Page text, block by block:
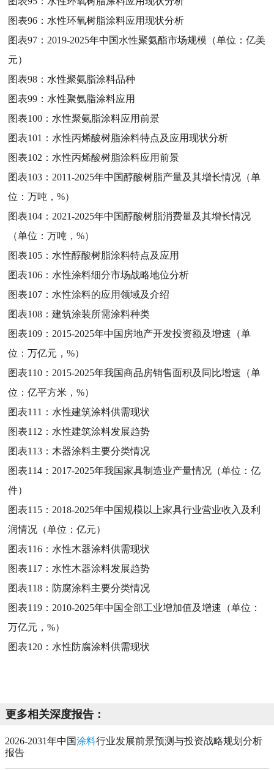
图表96： 水性环氧树脂涂料应用现状分析
图表97： 2019-2025年中国水性聚氨酯市场规模（单位：亿美
元）
图表98： 水性聚氨脂涂料品种
图表99： 水性聚氨脂涂料应用
图表100： 水性聚氨脂涂料应用前景
图表101： 水性丙烯酸树脂涂料特点及应用现状分析
图表102： 水性丙烯酸树脂涂料应用前景
图表103： 2011-2025年中国醇酸树脂产量及其增长情况（单
位：万吨，%）
图表104： 2021-2025年中国醇酸树脂消费量及其增长情况
（单位：万吨，%）
图表105： 水性醇酸树脂涂料特点及应用
图表106： 水性涂料细分市场战略地位分析
图表107： 水性涂料的应用领域及介绍
图表108：建筑涂装所需涂料种类
图表109： 2015-2025年中国房地产开发投资额及增速（单
位：万亿元，%）
图表110： 2015-2025年我国商品房销售面积及同比增速（单
位：亿平方米，%）
图表111： 水性建筑涂料供需现状
图表112： 水性建筑涂料发展趋势
图表113： 木器涂料主要分类情况
图表114： 2017-2025年我国家具制造业产量情况（单位：亿
件）
图表115： 2018-2025年中国规模以上家具行业营业收入及利
润情况（单位：亿元）
图表116： 水性木器涂料供需现状
图表117： 水性木器涂料发展趋势
图表118： 防腐涂料主要分类情况
图表119： 2010-2025年中国全部工业增加值及增速（单位：
万亿元，%）
图表120： 水性防腐涂料供需现状
更多相关深度报告：
2026-2031年中国涂料行业发展前景预测与投资战略规划分析
报告